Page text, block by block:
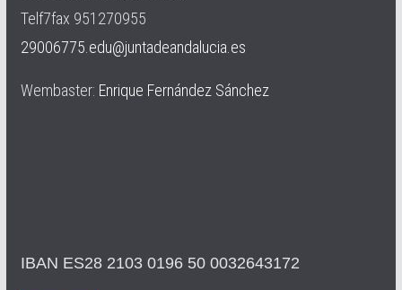
Telf7fax 951270955
29006775.edu@juntadeandalucia.es
Wembaster: Enrique Fernández Sánchez
IBAN ES28 2103 0196 50 0032643172